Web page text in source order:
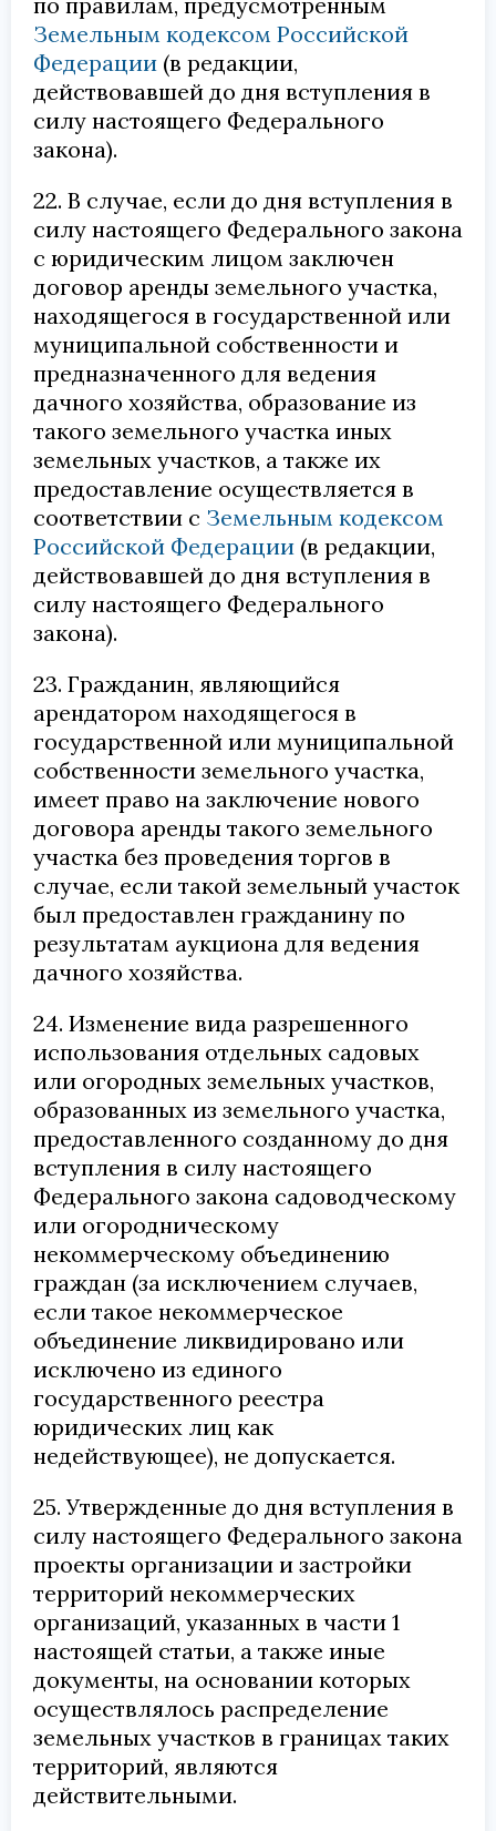
Земельным кодексом Российской
Федерации (в редакции,
действовавшей до дня вступления в
силу настоящего Федерального
закона).
22. В случае, если до дня вступления в
силу настоящего Федерального закона
с юридическим лицом заключен
договор аренды земельного участка,
находящегося в государственной или
муниципальной собственности и
предназначенного для ведения
дачного хозяйства, образование из
такого земельного участка иных
земельных участков, а также их
предоставление осуществляется в
соответствии с Земельным кодексом
Российской Федерации (в редакции,
действовавшей до дня вступления в
силу настоящего Федерального
закона).
23. Гражданин, являющийся
арендатором находящегося в
государственной или муниципальной
собственности земельного участка,
имеет право на заключение нового
договора аренды такого земельного
участка без проведения торгов в
случае, если такой земельный участок
был предоставлен гражданину по
результатам аукциона для ведения
дачного хозяйства.
24. Изменение вида разрешенного
использования отдельных садовых
или огородных земельных участков,
образованных из земельного участка,
предоставленного созданному до дня
вступления в силу настоящего
Федерального закона садоводческому
или огородническому
некоммерческому объединению
граждан (за исключением случаев,
если такое некоммерческое
объединение ликвидировано или
исключено из единого
государственного реестра
юридических лиц как
недействующее), не допускается.
25. Утвержденные до дня вступления в
силу настоящего Федерального закона
проекты организации и застройки
территорий некоммерческих
организаций, указанных в части 1
настоящей статьи, а также иные
документы, на основании которых
осуществлялось распределение
земельных участков в границах таких
территорий, являются
действительными.